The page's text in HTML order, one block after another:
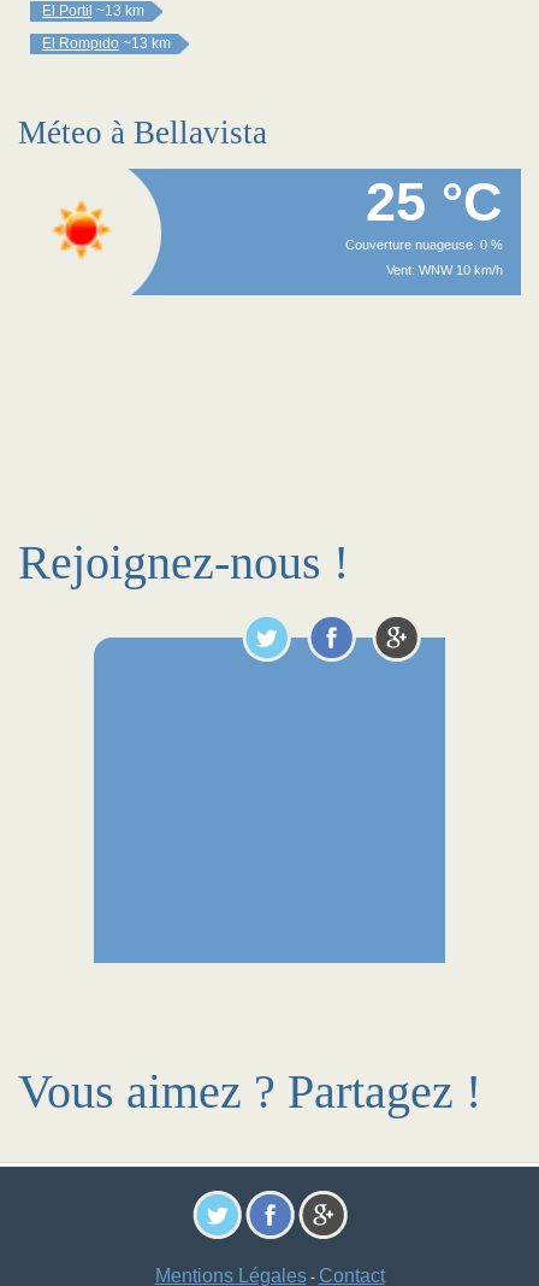
El Portil ~13 km
El Rompido ~13 km
Méteo à Bellavista
25 °C
Couverture nuageuse: 0 %
Vent: WNW 10 km/h
Rejoignez-nous !
Vous aimez ? Partagez !
Mentions Légales- Contact